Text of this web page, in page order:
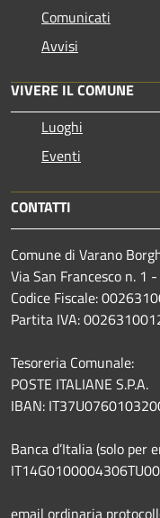
Comunicati
Avvisi
VIVERE IL COMUNE
Luoghi
Eventi
CONTATTI
Comune di Varano
Via San Francesco n. 1
Codice Fiscale:
Partita IVA:
Tesoreria Comunale:
POSTE ITALIANE S.P.A.
IBAN:
Banca d’Italia (solo per
email ordinaria